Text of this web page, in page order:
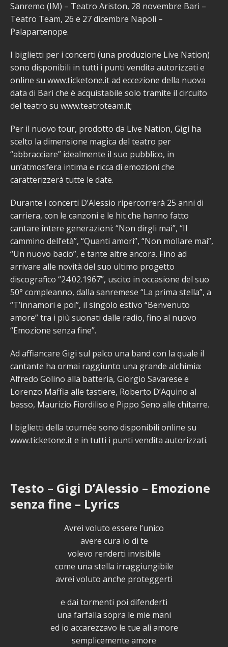
Sanremo (IM) – Teatro Ariston, 28 novembre Bari –
Teatro Team, 26 e 27 dicembre Napoli –
Palapartenope.
I biglietti per i concerti (una produzione Live Nation)
sono disponibili in tutti i punti vendita autorizzati e
online su www.ticketone.it ad eccezione della nuova
data di Bari che è acquistabile solo tramite il circuito
del teatro su www.teatroteam.it;
Per il nuovo tour, prodotto da Live Nation, Gigi ha
scelto la dimensione magica del teatro per
“abbracciare” idealmente il suo pubblico, in
un’atmosfera intima e ricca di emozioni che
caratterizzerà tutte le date.
Durante i concerti D’Alessio ripercorrerà 25 anni di
carriera, con le canzoni e le hit che hanno fatto
cantare intere generazioni: “Non dirgli mai”, “Il
cammino dell’età”, “Quanti amori”, “Non mollare mai”,
“Un nuovo bacio”, e tante altre ancora. Fino ad
arrivare alle novità del suo ultimo progetto
discografico “24.02.1967”, uscito in occasione del suo
50° compleanno, dalla sanremese “La prima stella”, a
“T’innamori e poi”, il singolo estivo “Benvenuto
amore” tra i più suonati dalle radio, fino al nuovo
“Emozione senza fine”.
Ad affiancare Gigi sul palco una band con la quale il
cantante ha ormai raggiunto una grande alchimia:
Alfredo Golino alla batteria, Giorgio Savarese e
Lorenzo Maffia alle tastiere, Roberto D’Aquino al
basso, Maurizio Fiordiliso e Pippo Seno alle chitarre.
I biglietti della tournée sono disponibili online su
www.ticketone.it e in tutti i punti vendita autorizzati.
Testo – Gigi D’Alessio – Emozione
senza fine – Lyrics
Avrei voluto essere l’unico
avere cura io di te
volevo renderti invisibile
come una stella irraggiungibile
avrei voluto anche proteggerti
e dai tormenti poi difenderti
una farfalla sopra le mie mani
ed io accarezzavo le tue ali amore
semplicemente amore